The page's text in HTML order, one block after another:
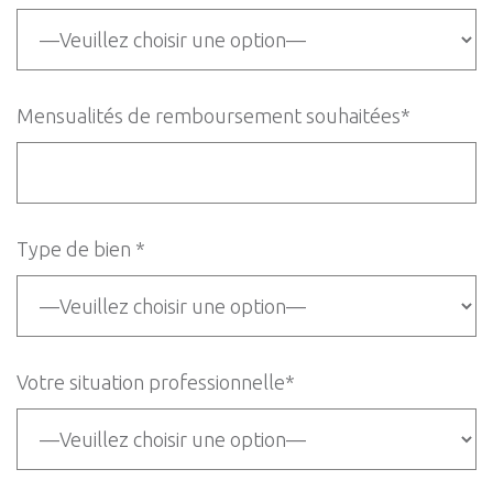
Mensualités de remboursement souhaitées*
Type de bien *
Votre situation professionnelle*